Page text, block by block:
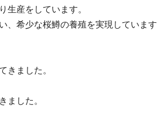
産をしています。
、希少な桜鱒の養殖を実現しています
ました。
した。